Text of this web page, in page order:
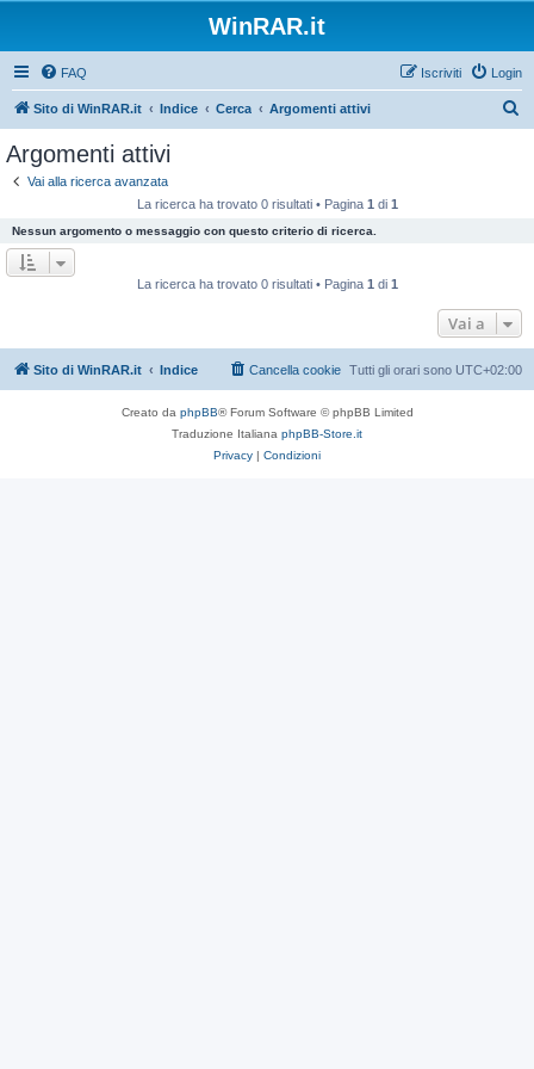
WinRAR.it
FAQ Login
Iscriviti
Sito di WinRAR.it Indice Cerca Argomenti attivi
Argomenti attivi
Vai alla ricerca avanzata
La ricerca ha trovato 0 risultati • Pagina 1 di 1
Nessun argomento o messaggio con questo criterio di ricerca.
La ricerca ha trovato 0 risultati • Pagina 1 di 1
Vai a
Sito di WinRAR.it Indice Tutti gli orari sono UTC+02:00
Cancella cookie
Creato da phpBB® Forum Software © phpBB Limited
Traduzione Italiana phpBB-Store.it
Privacy | Condizioni